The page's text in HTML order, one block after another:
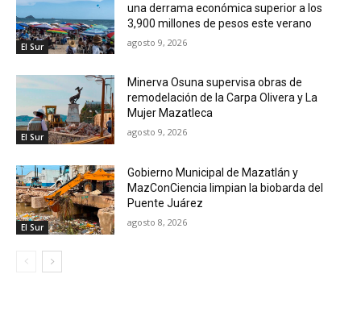
El Sur
una derrama económica superior a los
3,900 millones de pesos este verano
agosto 9, 2026
El Sur
Minerva Osuna supervisa obras de
remodelación de la Carpa Olivera y La
Mujer Mazatleca
agosto 9, 2026
El Sur
Gobierno Municipal de Mazatlán y
MazConCiencia limpian la biobarda del
Puente Juárez
agosto 8, 2026